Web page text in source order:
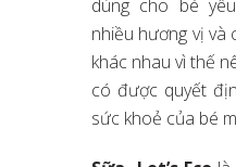
dùng cho bé
nhiều hương vị và
khác nhau vì thế
có được quyết
sức khoẻ của bé